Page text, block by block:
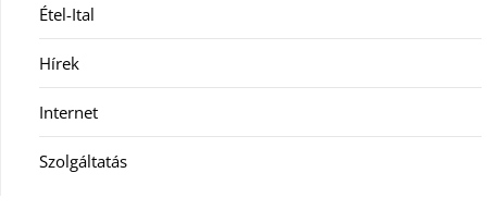
Étel-Ital
Hírek
Internet
Szolgáltatás